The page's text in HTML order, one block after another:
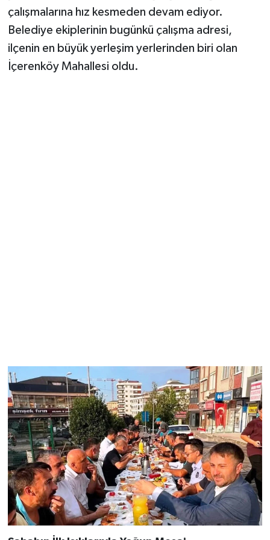
çalışmalarına hız kesmeden devam ediyor.
Belediye ekiplerinin bugünkü çalışma adresi,
ilçenin en büyük yerleşim yerlerinden biri olan
İçerenköy Mahallesi oldu.